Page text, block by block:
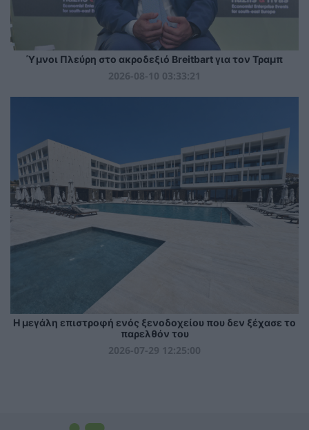
Ύμνοι Πλεύρη στο ακροδεξιό Breitbart για τον Τραμπ
2026-08-10 03:33:21
Η μεγάλη επιστροφή ενός ξενοδοχείου που δεν ξέχασε το
παρελθόν του
2026-07-29 12:25:00